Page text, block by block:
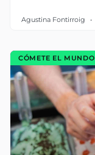
Agustina Fontirroig
CÓMETE EL MUNDO